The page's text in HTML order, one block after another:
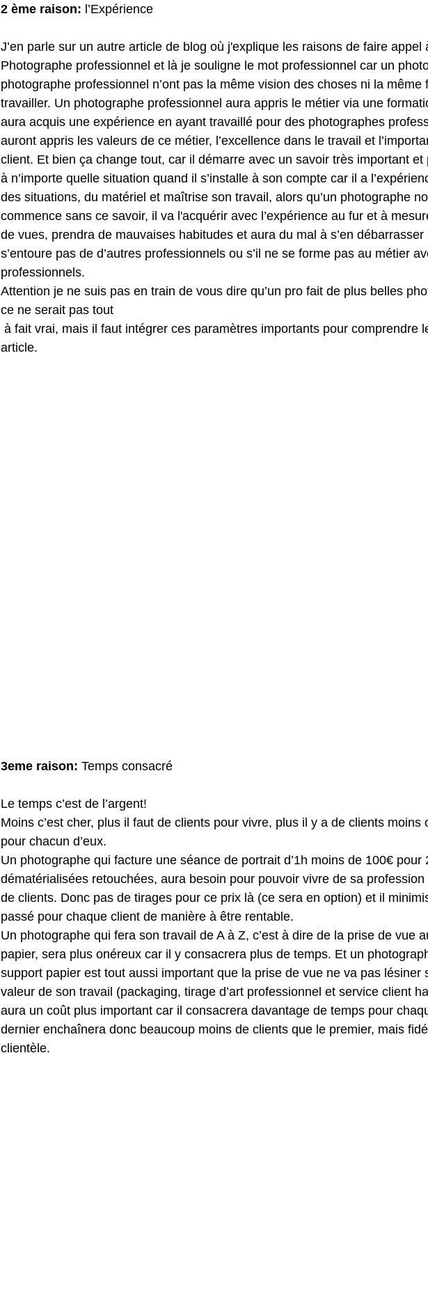
2 ème raison: l’Expérience
J’en parle sur un autre article de blog où j'explique les raisons de faire
Photographe professionnel et là je souligne le mot professionnel car un
photographe professionnel n’ont pas la même vision des choses ni la
travailler. Un photographe professionnel aura appris le métier via une
aura acquis une expérience en ayant travaillé pour des photographes
auront appris les valeurs de ce métier, l’excellence dans le travail et
client. Et bien ça change tout, car il démarre avec un savoir très important
à n’importe quelle situation quand il s’installe à son compte car il a
des situations, du matériel et maîtrise son travail, alors qu’un photographe
commence sans ce savoir, il va l'acquérir avec l’expérience au fur et à
de vues, prendra de mauvaises habitudes et aura du mal à s’en débarrasser
s’entoure pas de d’autres professionnels ou s’il ne se forme pas au métier
professionnels.
Attention je ne suis pas en train de vous dire qu’un pro fait de plus belles
ce ne serait pas tout
article.
3eme raison: Temps consacré
Le temps c’est de l’argent!
Moins c’est cher, plus il faut de clients pour vivre, plus il y a de clients
pour chacun d’eux.
Un photographe qui facture une séance de portrait d’1h moins de 100€
dématérialisées retouchées, aura besoin pour pouvoir vivre de sa
de clients. Donc pas de tirages pour ce prix là (ce sera en option) et il
passé pour chaque client de manière à être rentable.
Un photographe qui fera son travail de A à Z, c’est à dire de la prise de vue
papier, sera plus onéreux car il y consacrera plus de temps. Et un
support papier est tout aussi important que la prise de vue ne va pas
valeur de son travail (packaging, tirage d’art professionnel et service client
aura un coût plus important car il consacrera davantage de temps pour
dernier enchaînera donc beaucoup moins de clients que le premier, mais
clientèle.